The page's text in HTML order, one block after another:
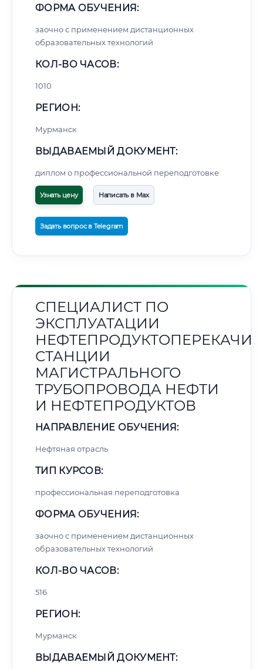
ФОРМА ОБУЧЕНИЯ:
заочно с применением дистанционных
образовательных технологий
КОЛ-ВО ЧАСОВ:
1010
РЕГИОН:
Мурманск
ВЫДАВАЕМЫЙ ДОКУМЕНТ:
диплом о профессиональной переподготовке
Узнать цену Написать в Max
Задать вопрос в Telegram
СПЕЦИАЛИСТ ПО
ЭКСПЛУАТАЦИИ
СТАНЦИИ
МАГИСТРАЛЬНОГО
ТРУБОПРОВОДА НЕФТИ
И НЕФТЕПРОДУКТОВ
НАПРАВЛЕНИЕ ОБУЧЕНИЯ:
Нефтяная отрасль
ТИП КУРСОВ:
профессиональная переподготовка
ФОРМА ОБУЧЕНИЯ:
заочно с применением дистанционных
образовательных технологий
КОЛ-ВО ЧАСОВ:
516
РЕГИОН:
Мурманск
ВЫДАВАЕМЫЙ ДОКУМЕНТ: